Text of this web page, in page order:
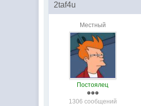
2taf4u
Местный
Постоялец
1306 сообщений